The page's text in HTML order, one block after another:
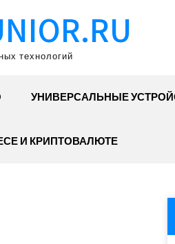
технологий
УНИВЕРСАЛЬНЫЕ
И КРИПТОВАЛЮТЕ